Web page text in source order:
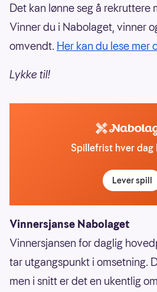
Det kan lønne seg å rekruttere
Vinner du i Nabolaget, vinner
omvendt. Her kan du lese mer
Lykke til!
Spillefrist hver dag
Lever spill
Vinnersjanse Nabolaget
Vinnersjansen for daglig
tar utgangspunkt i omsetning.
men i snitt er det en ukentlig